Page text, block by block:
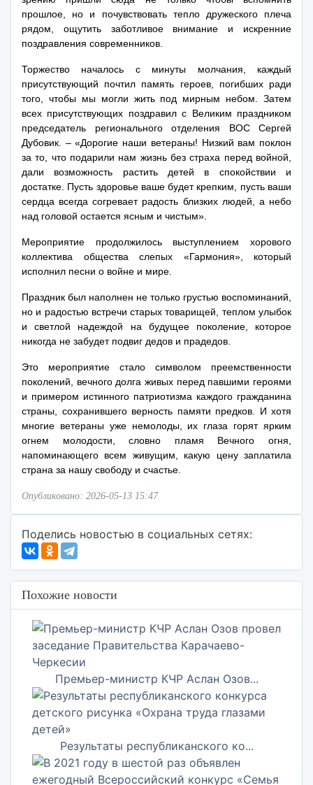
прошлое, но и почувствовать тепло дружеского плеча
рядом, ощутить заботливое внимание и искренние
поздравления современников.
Торжество началось с минуты молчания, каждый
присутствующий почтил память героев, погибших ради
того, чтобы мы могли жить под мирным небом. Затем
всех присутствующих поздравил с Великим праздником
председатель регионального отделения ВОС Сергей
Дубовик. – «Дорогие наши ветераны! Низкий вам поклон
за то, что подарили нам жизнь без страха перед войной,
дали возможность растить детей в спокойствии и
достатке. Пусть здоровье ваше будет крепким, пусть ваши
сердца всегда согревает радость близких людей, а небо
над головой остается ясным и чистым».
Мероприятие продолжилось выступлением хорового
коллектива общества слепых «Гармония», который
исполнил песни о войне и мире.
Праздник был наполнен не только грустью воспоминаний,
но и радостью встречи старых товарищей, теплом улыбок
и светлой надеждой на будущее поколение, которое
никогда не забудет подвиг дедов и прадедов.
Это мероприятие стало символом преемственности
поколений, вечного долга живых перед павшими героями
и примером истинного патриотизма каждого гражданина
страны, сохранившего верность памяти предков. И хотя
многие ветераны уже немолоды, их глаза горят ярким
огнем молодости, словно пламя Вечного огня,
напоминающего всем живущим, какую цену заплатила
страна за нашу свободу и счастье.
Опубликовано: 2026-05-13 15:47
Поделись новостью в социальных сетях:
Похожие новости
Премьер-министр КЧР Аслан Озов...
Результаты республиканского ко...